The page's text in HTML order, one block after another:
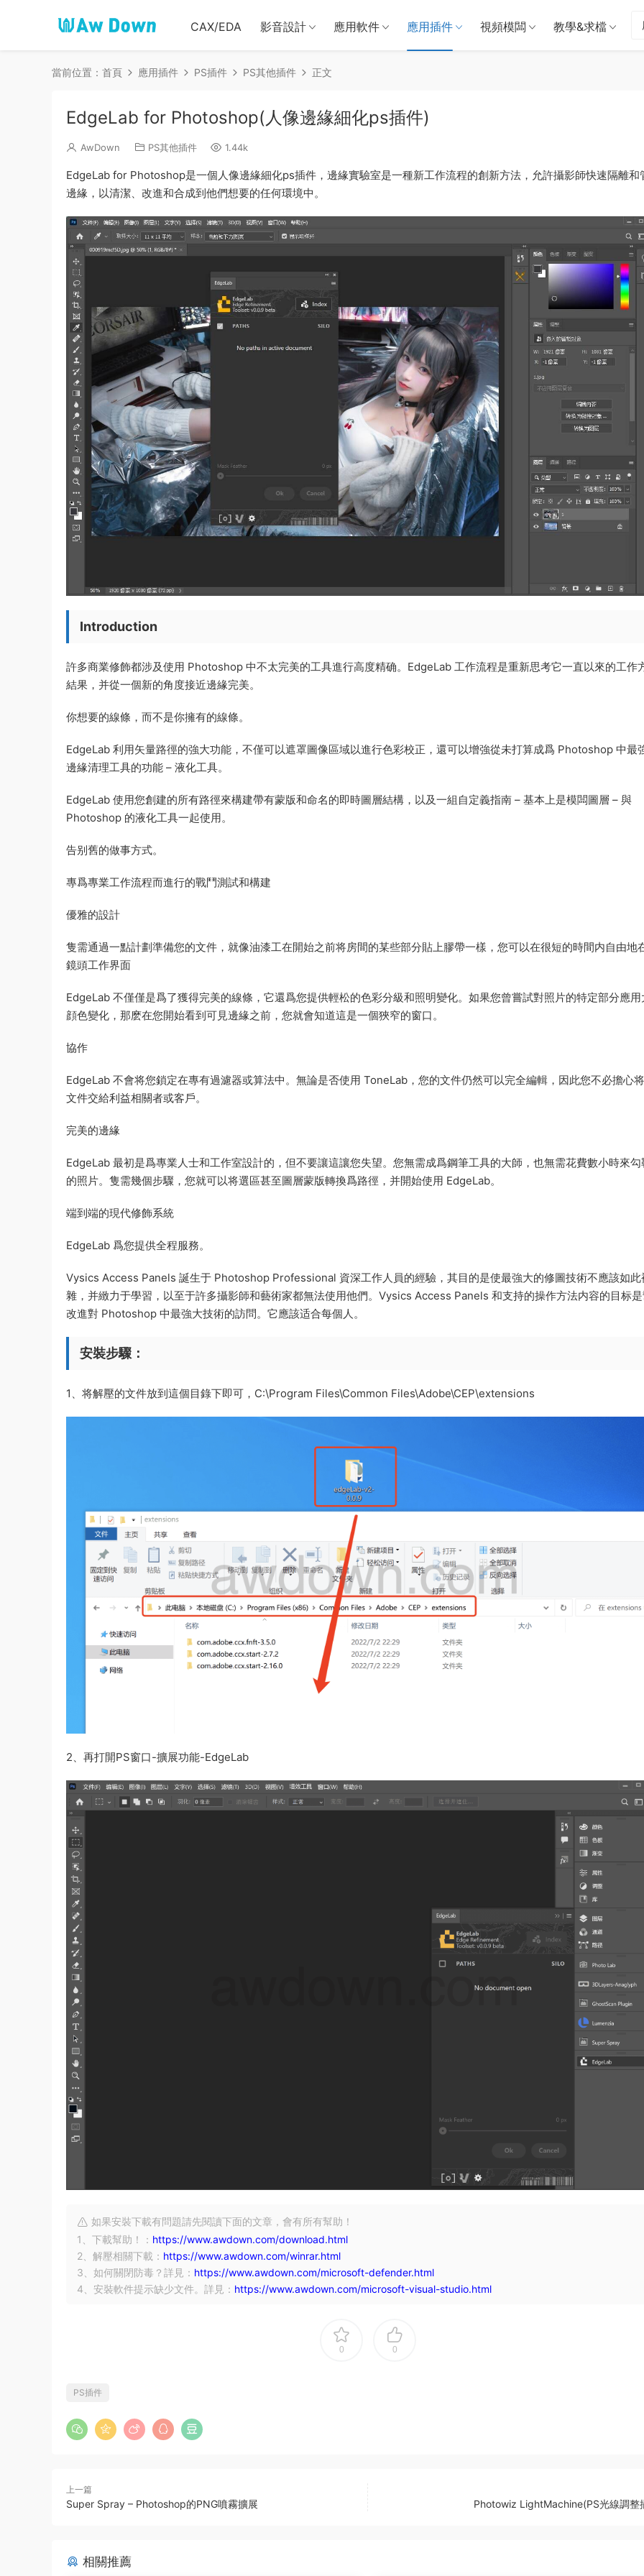
CAX/EDA 影音設計 應用軟件 應用插件 視頻模闆 教學&求檔
當前位置： 首頁 應用插件 PS插件 PS其他插件 正文
EdgeLab for Photoshop(人像邊緣細化ps插件)
AwDown PS其他插件 1.44k
EdgeLab for Photoshop是一個人像邊緣細化ps插件，邊緣實驗室是一種新工作流程的創新方法，允許攝影師快速隔離和
邊緣，以清潔、改進和合成到他們想要的任何環境中。
Introduction
許多商業修飾都涉及使用 Photoshop 中不太完美的工具進行高度精确。EdgeLab 工作流程是重新思考它一直以來的工作
結果，并從一個新的角度接近邊緣完美。
你想要的線條，而不是你擁有的線條。
EdgeLab 利用矢量路徑的強大功能，不僅可以遮罩圖像區域以進行色彩校正，還可以增強從未打算成爲 Photoshop 中最
邊緣清理工具的功能 – 液化工具。
EdgeLab 使用您創建的所有路徑來構建帶有蒙版和命名的即時圖層結構，以及一組自定義指南 – 基本上是模闆圖層 – 與
Photoshop 的液化工具一起使用。
告别舊的做事方式。
專爲專業工作流程而進行的戰鬥測試和構建
優雅的設計
隻需通過一點計劃準備您的文件，就像油漆工在開始之前将房間的某些部分貼上膠帶一樣，您可以在很短的時間内自由地
鏡頭工作界面
EdgeLab 不僅僅是爲了獲得完美的線條，它還爲您提供輕松的色彩分級和照明變化。如果您曾嘗試對照片的特定部分應用
顔色變化，那麽在您開始看到可見邊緣之前，您就會知道這是一個狹窄的窗口。
協作
EdgeLab 不會将您鎖定在專有過濾器或算法中。無論是否使用 ToneLab，您的文件仍然可以完全編輯，因此您不必擔心
文件交給利益相關者或客戶。
完美的邊緣
EdgeLab 最初是爲專業人士和工作室設計的，但不要讓這讓您失望。您無需成爲鋼筆工具的大師，也無需花費數小時來勾
的照片。隻需幾個步驟，您就可以将選區甚至圖層蒙版轉換爲路徑，并開始使用 EdgeLab。
端到端的現代修飾系統
EdgeLab 爲您提供全程服務。
Vysics Access Panels 誕生于 Photoshop Professional 資深工作人員的經驗，其目的是使最強大的修圖技術不應該如此
雜，并緻力于學習，以至于許多攝影師和藝術家都無法使用他們。Vysics Access Panels 和支持的操作方法内容的目标
改進對 Photoshop 中最強大技術的訪問。它應該适合每個人。
安裝步驟：
1、将解壓的文件放到這個目錄下即可，C:\Program Files\Common Files\Adobe\CEP\extensions
2、再打開PS窗口-擴展功能-EdgeLab
如果安裝下載有問題請先閱讀下面的文章，會有所有幫助！
1、下載幫助！： https://www.awdown.com/download.html
2、解壓相關下載： https://www.awdown.com/winrar.html
3、如何關閉防毒？詳見： https://www.awdown.com/microsoft-defender.html
4、安裝軟件提示缺少文件。詳見： https://www.awdown.com/microsoft-visual-studio.html
0 0
PS插件
上一篇
Super Spray – Photoshop的PNG噴霧擴展 Photowiz LightMachine(PS光線調整
相關推薦